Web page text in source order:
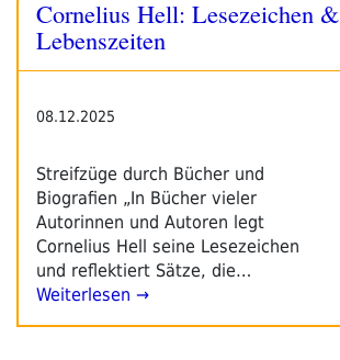
Cornelius Hell: Lesezeichen &
Lebenszeiten
08.12.2025
Streifzüge durch Bücher und
Biografien „In Bücher vieler
Autorinnen und Autoren legt
Cornelius Hell seine Lesezeichen
und reflektiert Sätze, die…
Weiterlesen →